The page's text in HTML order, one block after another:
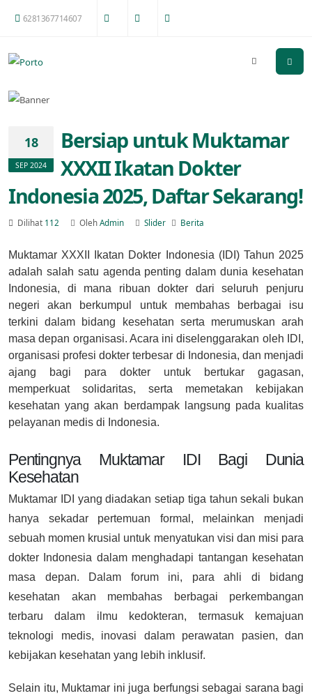
6281367714607
18
SEP 2024
Bersiap untuk Muktamar
XXXII Ikatan Dokter
Indonesia 2025, Daftar Sekarang!
Dilihat 112 OlehAdmin Slider Berita
Muktamar XXXII Ikatan Dokter Indonesia (IDI) Tahun 2025
adalah salah satu agenda penting dalam dunia kesehatan
Indonesia, di mana ribuan dokter dari seluruh penjuru
negeri akan berkumpul untuk membahas berbagai isu
terkini dalam bidang kesehatan serta merumuskan arah
masa depan organisasi. Acara ini diselenggarakan oleh IDI,
organisasi profesi dokter terbesar di Indonesia, dan menjadi
ajang bagi para dokter untuk bertukar gagasan,
memperkuat solidaritas, serta memetakan kebijakan
kesehatan yang akan berdampak langsung pada kualitas
pelayanan medis di Indonesia.
Pentingnya Muktamar IDI Bagi Dunia
Kesehatan
Muktamar IDI yang diadakan setiap tiga tahun sekali bukan
hanya sekadar pertemuan formal, melainkan menjadi
sebuah momen krusial untuk menyatukan visi dan misi para
dokter Indonesia dalam menghadapi tantangan kesehatan
masa depan. Dalam forum ini, para ahli di bidang
kesehatan akan membahas berbagai perkembangan
terbaru dalam ilmu kedokteran, termasuk kemajuan
teknologi medis, inovasi dalam perawatan pasien, dan
kebijakan kesehatan yang lebih inklusif.
Selain itu, Muktamar ini juga berfungsi sebagai sarana bagi